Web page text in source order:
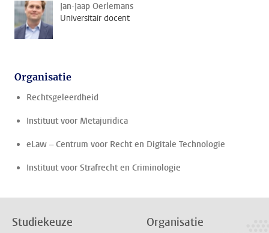
Jan-Jaap Oerlemans
Universitair docent
Organisatie
Rechtsgeleerdheid
Instituut voor Metajuridica
eLaw – Centrum voor Recht en Digitale Technologie
Instituut voor Strafrecht en Criminologie
Studiekeuze Organisatie